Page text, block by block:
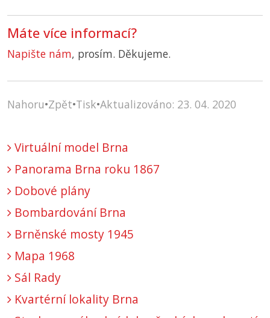
Máte více informací?
Napište nám, prosím. Děkujeme.
Nahoru•Zpět•Tisk•Aktualizováno: 23. 04. 2020
Virtuální model Brna
Panorama Brna roku 1867
Dobové plány
Bombardování Brna
Brněnské mosty 1945
Mapa 1968
Sál Rady
Kvartérní lokality Brna